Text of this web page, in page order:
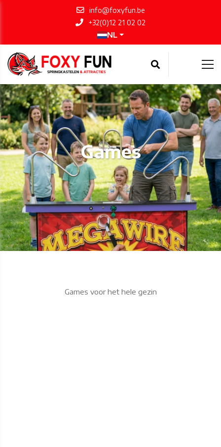
info@foxyfun.be
+32(0)12 21 02 02
NL
Games
Games voor het hele gezin